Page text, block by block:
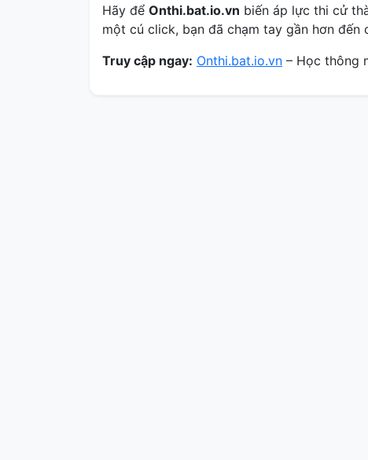
Hãy để Onthi.bat.io.vn biến áp lực thi cử
một cú click, bạn đã chạm tay gần hơn
Truy cập ngay: Onthi.bat.io.vn – Học thông